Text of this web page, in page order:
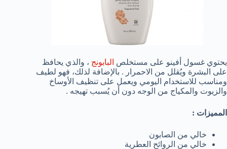
يحتوي غسول أفينو على مستخلص البابونج ، والذي يحافظ
على البشرة ويُقلل من الاحمرار . بالإضافة لذلك، فهو لطيف
ومناسب للاستخدام اليومي ويعمل على تنظيف الأوساخ
والزيوت والمكياج من الوجه دون أن يُسبب تهيجه .
المميزات :
خالي من الصابون
خالي من الروائح العطرية